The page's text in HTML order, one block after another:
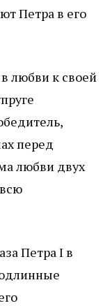
Петра в его
любви к своей
перед
любви двух
Петра I в